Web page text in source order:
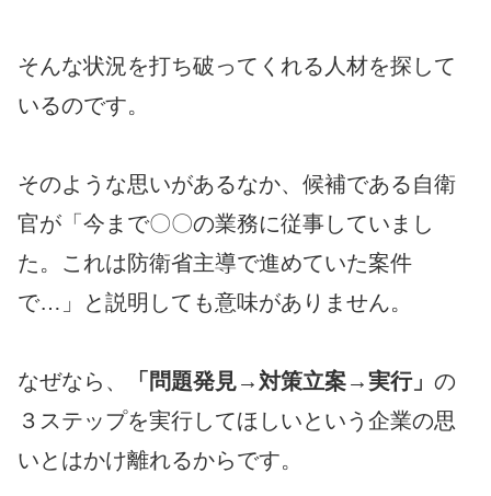
そんな状況を打ち破ってくれる人材を探して
いるのです。
そのような思いがあるなか、候補である自衛
官が「今まで〇〇の業務に従事していまし
た。これは防衛省主導で進めていた案件
で…」と説明しても意味がありません。
なぜなら、 「問題発見→対策立案→実行」 の
３ステップを実行してほしいという企業の思
いとはかけ離れるからです。